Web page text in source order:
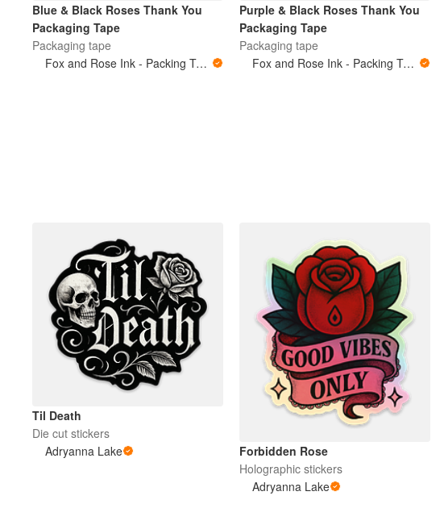
Blue & Black Roses Thank You
Packaging Tape
Packaging tape
Fox and Rose Ink - Packing Tape
Purple & Black Roses Thank You
Packaging Tape
Packaging tape
Fox and Rose Ink - Packing Tape
Til Death
Die cut stickers
Adryanna Lake
Forbidden Rose
Holographic stickers
Adryanna Lake